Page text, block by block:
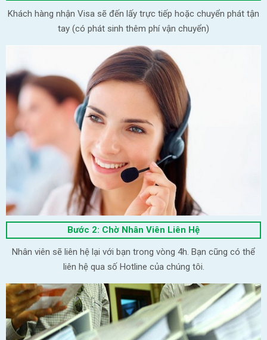
Khách hàng nhận Visa sẽ đến lấy trực tiếp hoặc chuyển phát tận
tay (có phát sinh thêm phí vận chuyển)
Bước 2: Chờ Nhân Viên Liên Hệ
Nhân viên sẽ liên hệ lại với bạn trong vòng 4h. Bạn cũng có thể
liên hệ qua số Hotline của chúng tôi.